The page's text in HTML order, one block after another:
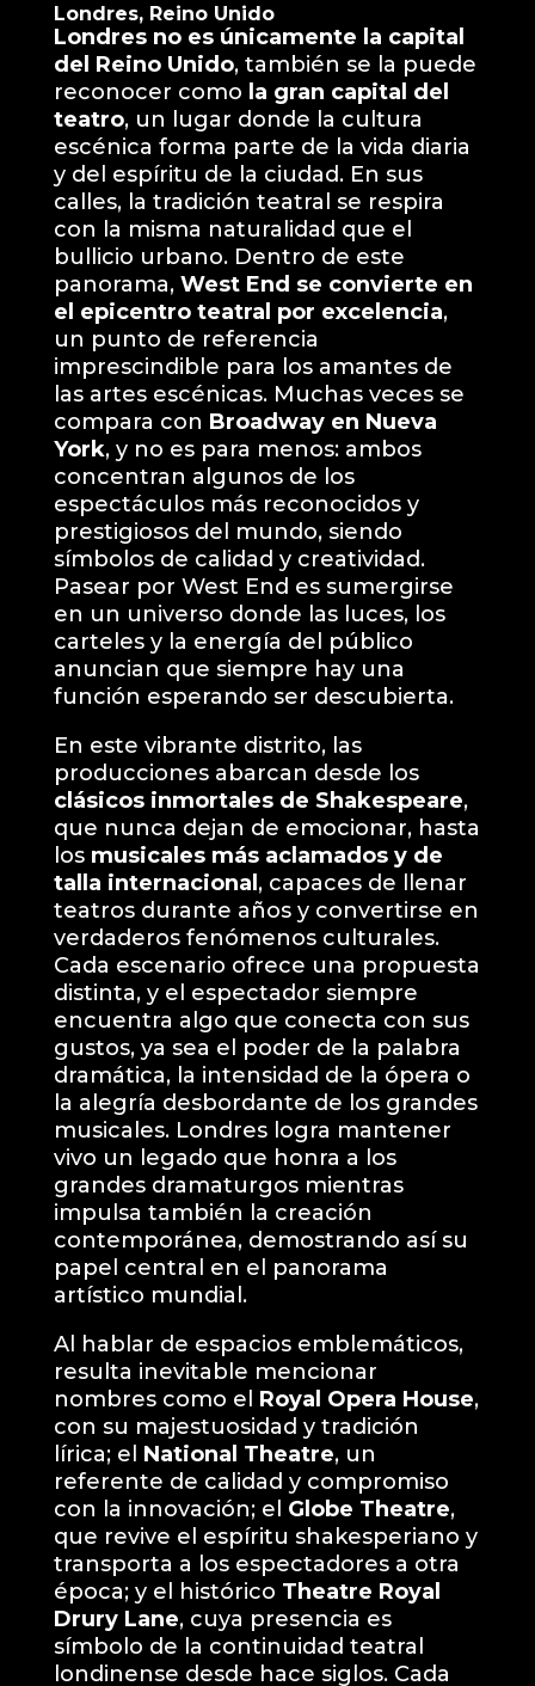
Londres, Reino Unido
Londres no es únicamente la capital
del Reino Unido, también se la puede
reconocer como la gran capital del
teatro, un lugar donde la cultura
escénica forma parte de la vida diaria
y del espíritu de la ciudad. En sus
calles, la tradición teatral se respira
con la misma naturalidad que el
bullicio urbano. Dentro de este
panorama, West End se convierte en
el epicentro teatral por excelencia,
un punto de referencia
imprescindible para los amantes de
las artes escénicas. Muchas veces se
compara con Broadway en Nueva
York, y no es para menos: ambos
concentran algunos de los
espectáculos más reconocidos y
prestigiosos del mundo, siendo
símbolos de calidad y creatividad.
Pasear por West End es sumergirse
en un universo donde las luces, los
carteles y la energía del público
anuncian que siempre hay una
función esperando ser descubierta.
En este vibrante distrito, las
producciones abarcan desde los
clásicos inmortales de Shakespeare,
que nunca dejan de emocionar, hasta
los musicales más aclamados y de
talla internacional , capaces de llenar
teatros durante años y convertirse en
verdaderos fenómenos culturales.
Cada escenario ofrece una propuesta
distinta, y el espectador siempre
encuentra algo que conecta con sus
gustos, ya sea el poder de la palabra
dramática, la intensidad de la ópera o
la alegría desbordante de los grandes
musicales. Londres logra mantener
vivo un legado que honra a los
grandes dramaturgos mientras
impulsa también la creación
contemporánea, demostrando así su
papel central en el panorama
artístico mundial.
Al hablar de espacios emblemáticos,
resulta inevitable mencionar
nombres como el Royal Opera House,
con su majestuosidad y tradición
lírica; el National Theatre, un
referente de calidad y compromiso
con la innovación; el Globe Theatre,
que revive el espíritu shakesperiano y
transporta a los espectadores a otra
época; y el histórico Theatre Royal
Drury Lane, cuya presencia es
símbolo de la continuidad teatral
londinense desde hace siglos. Cada